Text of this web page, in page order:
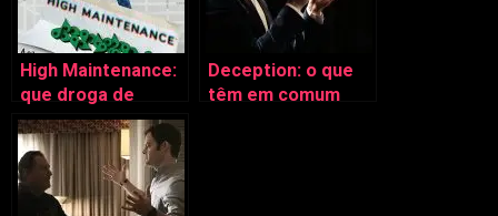
High Maintenance:
que droga de
vida… e de série
(das boas)
Deception: o que
têm em comum